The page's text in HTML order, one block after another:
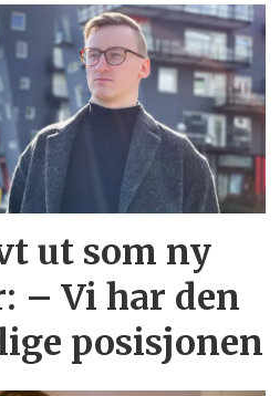
ut som ny
– Vi har den
posisjonen